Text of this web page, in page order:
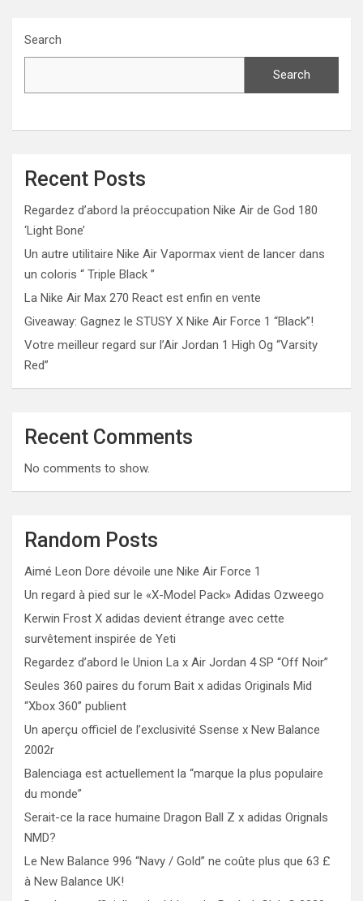
Search
Search
Recent Posts
Regardez d’abord la préoccupation Nike Air de God 180
‘Light Bone’
Un autre utilitaire Nike Air Vapormax vient de lancer dans
un coloris “ Triple Black ”
La Nike Air Max 270 React est enfin en vente
Giveaway: Gagnez le STUSY X Nike Air Force 1 “Black”!
Votre meilleur regard sur l’Air Jordan 1 High Og “Varsity
Red”
Recent Comments
No comments to show.
Random Posts
Aimé Leon Dore dévoile une Nike Air Force 1
Un regard à pied sur le «X-Model Pack» Adidas Ozweego
Kerwin Frost X adidas devient étrange avec cette
survêtement inspirée de Yeti
Regardez d’abord le Union La x Air Jordan 4 SP “Off Noir”
Seules 360 paires du forum Bait x adidas Originals Mid
“Xbox 360” publient
Un aperçu officiel de l’exclusivité Ssense x New Balance
2002r
Balenciaga est actuellement la “marque la plus populaire
du monde”
Serait-ce la race humaine Dragon Ball Z x adidas Orignals
NMD?
Le New Balance 996 “Navy / Gold” ne coûte plus que 63 £
à New Balance UK!